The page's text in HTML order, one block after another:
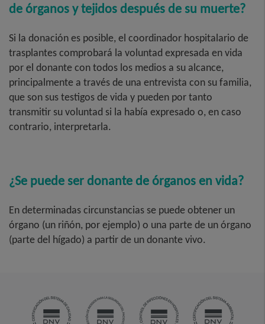
de órganos y tejidos después de su muerte?
Si la donación es posible, el coordinador hospitalario de
trasplantes comprobará la voluntad expresada en vida
por el donante con todos los medios a su alcance,
principalmente a través de una entrevista con su familia,
que son sus testigos de vida y pueden por tanto
transmitir su voluntad si la había expresado o, en caso
contrario, interpretarla.
¿Se puede ser donante de órganos en vida?
En determinadas circunstancias se puede obtener un
órgano (un riñón, por ejemplo) o una parte de un órgano
(parte del hígado) a partir de un donante vivo.